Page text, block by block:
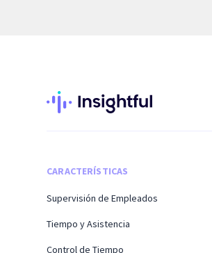
CARACTERÍSTICAS
Supervisión de Empleados
Tiempo y Asistencia
Control de Tiempo